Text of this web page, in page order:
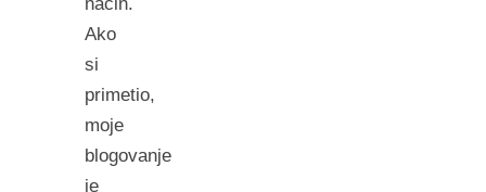
Ako
si
primetio,
moje
blogovanje
je